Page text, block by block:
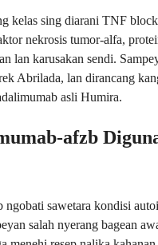
kelas sing diarani TNF
nekrosis tumor-alfa,
lan karusakan sendi.
Abrilada, lan dirancang
asli Humira.
afzb
ngobati sawetara kondisi
salah nyerang bagean